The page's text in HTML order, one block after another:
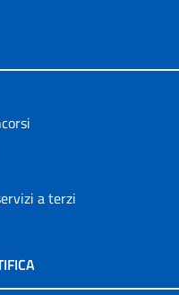
a terzi